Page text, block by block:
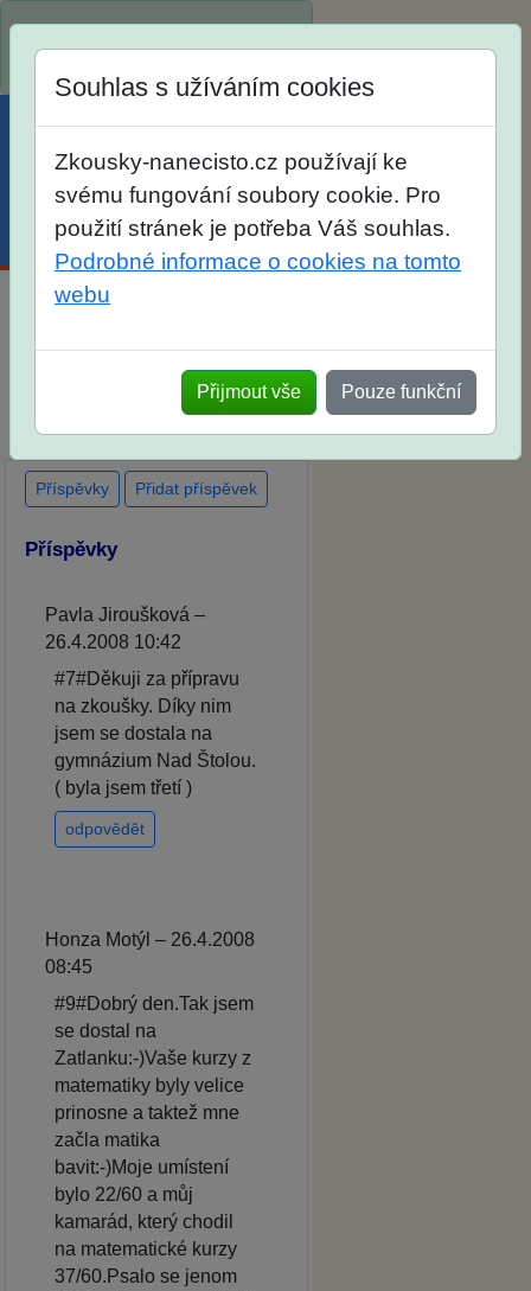
Menu Účet Košík
po skutečných přijímacích
zkouškách
Souhlas s užíváním cookies
Zkousky-nanecisto.cz používají ke
svému fungování soubory cookie. Pro
použití stránek je potřeba Váš souhlas.
Podrobné informace o cookies na tomto
webu
Přijmout vše Pouze funkční
Příspěvky Přidat příspěvek
Příspěvky
Pavla Jiroušková –
26.4.2008 10:42
#7#Děkuji za přípravu
na zkoušky. Díky nim
jsem se dostala na
gymnázium Nad Štolou.
( byla jsem třetí )
odpovědět
Honza Motýl – 26.4.2008
08:45
#9#Dobrý den.Tak jsem
se dostal na
Zatlanku:-)Vaše kurzy z
matematiky byly velice
prinosne a taktež mne
začla matika
bavit:-)Moje umístení
bylo 22/60 a můj
kamarád, který chodil
na matematické kurzy
37/60.Psalo se jenom